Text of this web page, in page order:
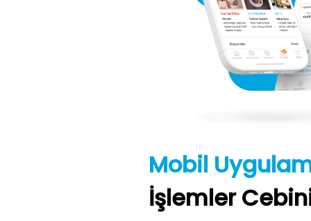
Mobil
İşlemler